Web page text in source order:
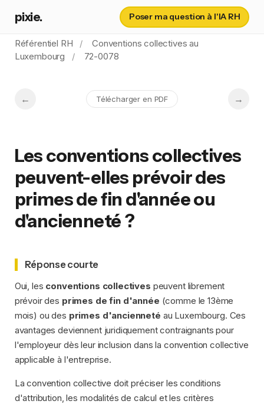
pixie. Poser ma question à l'IA RH
Référentiel RH
Conventions collectives au
Luxembourg
72-0078
Télécharger en PDF
Les conventions collectives
peuvent-elles prévoir des
primes de fin d'année ou
d'ancienneté ?
Réponse courte
Oui, les conventions collectives peuvent librement
prévoir des primes de fin d'année (comme le 13ème
mois) ou des primes d'ancienneté au Luxembourg. Ces
avantages deviennent juridiquement contraignants pour
l'employeur dès leur inclusion dans la convention collective
applicable à l'entreprise.
La convention collective doit préciser les conditions
d'attribution, les modalités de calcul et les critères